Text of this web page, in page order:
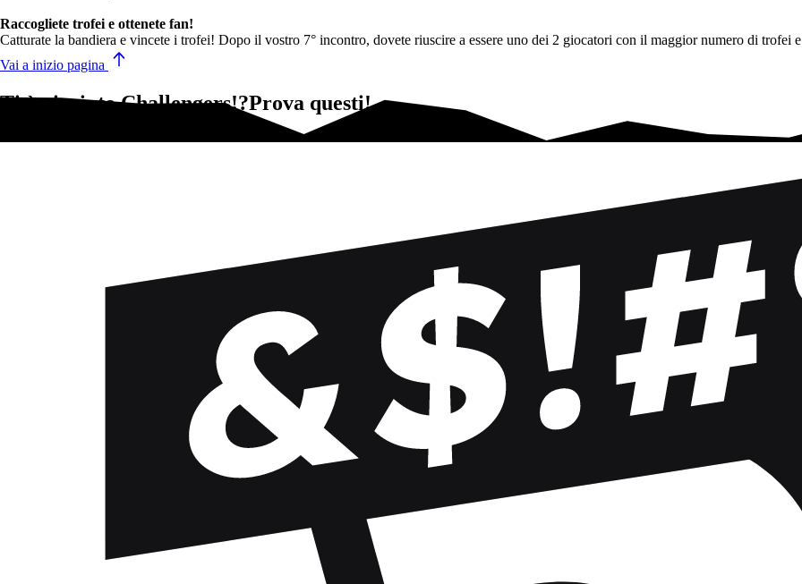
Raccogliete trofei e ottenete fan!
Catturate la bandiera e vincete i trofei! Dopo il vostro 7° incontro, dovete riuscire a essere uno dei 2 giocatori con il maggior numero di
Vai a inizio pagina
Ti è piaciuto Challengers!?Prova questi!